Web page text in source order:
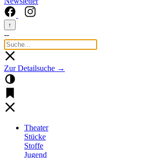
↑
--
Zur Detailsuche →
Theater
Stücke
Stoffe
Jugend